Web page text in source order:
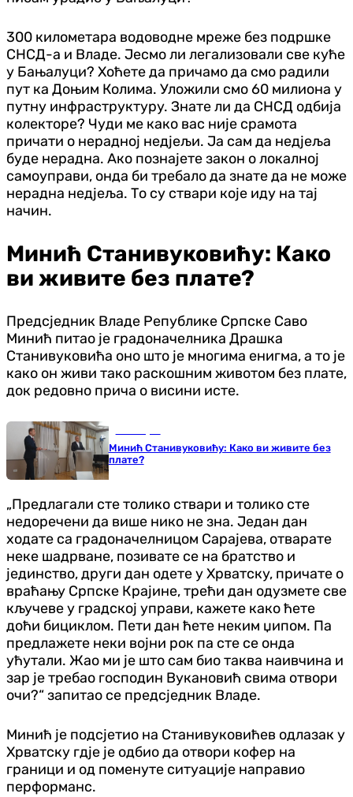
300 километара водоводне мреже без подршке
СНСД-а и Владе. Јесмо ли легализовали све куће
у Бањалуци? Хоћете да причамо да смо радили
пут ка Доњим Колима. Уложили смо 60 милиона у
путну инфраструктуру. Знате ли да СНСД одбија
колекторе? Чуди ме како вас није срамота
причати о нерадној недјељи. Ја сам да недјеља
буде нерадна. Ако познајете закон о локалној
самоуправи, онда би требало да знате да не може
нерадна недјеља. То су ствари које иду на тај
начин.
Минић Станивуковићу: Како
ви живите без плате?
Предсједник Владе Републике Српске Саво
Минић питао је градоначелника Драшка
Станивуковића оно што је многима енигма, а то је
како он живи тако раскошним животом без плате,
док редовно прича о висини исте.
Минић Станивуковићу: Како ви живите без
плате?
„Предлагали сте толико ствари и толико сте
недоречени да више нико не зна. Један дан
ходате са градоначелницом Сарајева, отварате
неке шадрване, позивате се на братство и
јединство, други дан одете у Хрватску, причате о
враћању Српске Крајине, трећи дан одузмете све
кључеве у градској управи, кажете како ћете
доћи бициклом. Пети дан ћете неким џипом. Па
предлажете неки војни рок па сте се онда
ућутали. Жао ми је што сам био таква наивчина и
зар је требао господин Вукановић свима отвори
очи?“ запитао се предсједник Владе.
Минић је подсјетио на Станивуковићев одлазак у
Хрватску гд‌је је одбио да отвори кофер на
граници и од поменуте ситуације направио
перформанс.